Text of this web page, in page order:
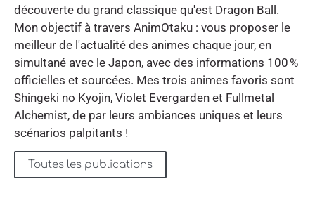
découverte du grand classique qu'est Dragon Ball.
Mon objectif à travers AnimOtaku : vous proposer le
meilleur de l'actualité des animes chaque jour, en
simultané avec le Japon, avec des informations 100 %
officielles et sourcées. Mes trois animes favoris sont
Shingeki no Kyojin, Violet Evergarden et Fullmetal
Alchemist, de par leurs ambiances uniques et leurs
scénarios palpitants !
Toutes les publications